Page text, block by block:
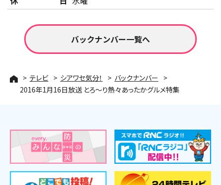
バックナンバー一覧へ
テレビ シアワセ気分！
バックナンバー
2016年1月16日放送 とろ～り熱々あったかグルメ特集